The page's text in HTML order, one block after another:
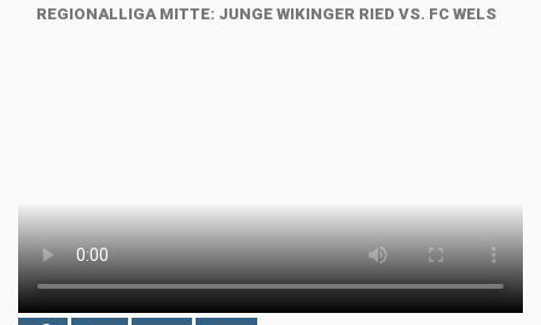
REGIONALLIGA MITTE: JUNGE WIKINGER RIED VS. FC WELS